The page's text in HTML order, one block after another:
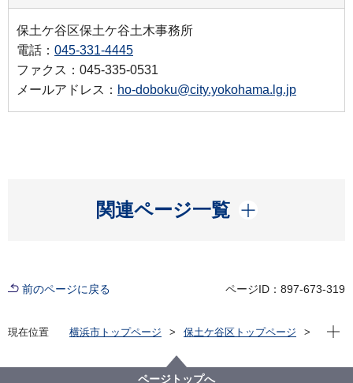
保土ケ谷区保土ケ谷土木事務所
電話： 045-331-4445
ファクス：045-335-0531
メールアドレス： ho-doboku@city.yokohama.lg.jp
関連ページ一覧
開く
前のページに戻る ページID：897-673-319
現在位置 横浜市トップページ
保土ケ谷区トップページ
保土ケ谷土木通信
現在
ページトップへ